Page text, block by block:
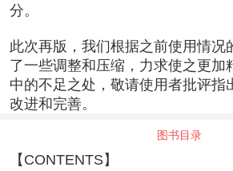
分。
此次再版，我们根据之前使用情况
了一些调整和压缩，力求使之更加
中的不足之处，敬请使用者批评指
改进和完善。
图书目录
【CONTENTS】